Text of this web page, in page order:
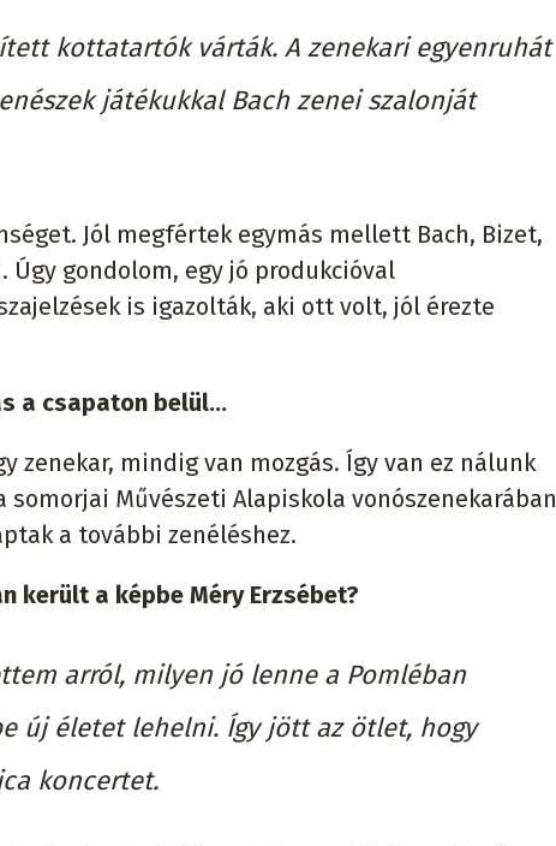
kottatartók várták. A zenekari egyenruhát
játékukkal Bach zenei szalonját
Jól megfértek egymás mellett Bach, Bizet,
Úgy gondolom, egy jó produkcióval
is igazolták, aki ott volt, jól érezte
a csapaton belül...
zenekar, mindig van mozgás. Így van ez nálunk
Művészeti Alapiskola vonószenekarában
a további zenéléshez.
került a képbe Méry Erzsébet?
arról, milyen jó lenne a Pomléban
új életet lehelni. Így jött az ötlet, hogy
koncertet.